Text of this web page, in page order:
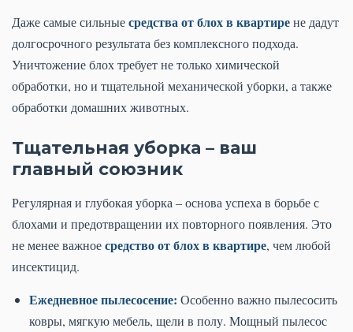
Даже самые сильныесредства от блох в квартирене дадут
долгосрочного результата без комплексного подхода.
Уничтожение блох требует не только химической
обработки, но и тщательной механической уборки, а также
обработки домашних животных.
Тщательная уборка – ваш
главный союзник
Регулярная и глубокая уборка – основа успеха в борьбе с
блохами и предотвращении их повторного появления. Это
не менее важноесредство от блох в квартире, чем любой
инсектицид.
Ежедневное пылесосение: Особенно важно пылесосить
ковры, мягкую мебель, щели в полу. Мощный пылесос